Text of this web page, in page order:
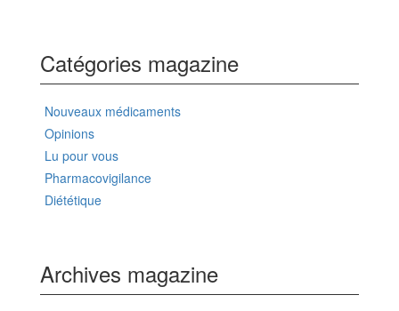
Catégories magazine
Nouveaux médicaments
Opinions
Lu pour vous
Pharmacovigilance
Diététique
Archives magazine